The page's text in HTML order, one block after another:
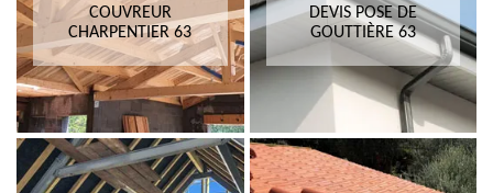
COUVREUR
CHARPENTIER 63
DEVIS POSE DE
GOUTTIÈRE 63